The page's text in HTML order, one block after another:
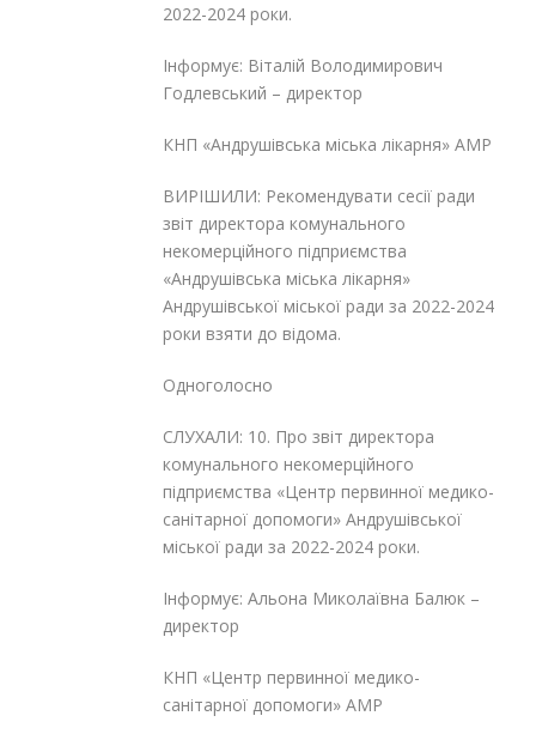
2022-2024 роки.
Інформує: Віталій Володимирович
Годлевський – директор
КНП «Андрушівська міська лікарня» АМР
ВИРІШИЛИ: Рекомендувати сесії ради
звіт директора комунального
некомерційного підприємства
«Андрушівська міська лікарня»
Андрушівської міської ради за 2022-2024
роки взяти до відома.
Одноголосно
СЛУХАЛИ: 10. Про звіт директора
комунального некомерційного
підприємства «Центр первинної медико-
санітарної допомоги» Андрушівської
міської ради за 2022-2024 роки.
Інформує: Альона Миколаївна Балюк –
директор
КНП «Центр первинної медико-
санітарної допомоги» АМР